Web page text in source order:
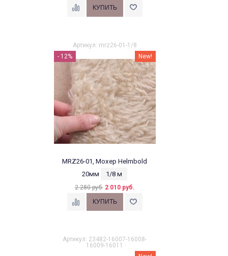
Артикул: mrz26-01-1/8
- 12%
New!
MRZ26-01, Мохер Helmbold
20мм
1/8 м
2 280 руб. 2 010 руб.
Артикул: 23482-16007-16008-
16009-16011